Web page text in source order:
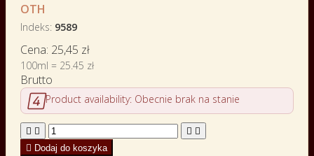
OTH
Indeks 9589
Cena: 25,45 zł
100ml = 25.45 zł
Brutto
Product availability: Obecnie brak na stanie
   
 Dodaj do koszyka